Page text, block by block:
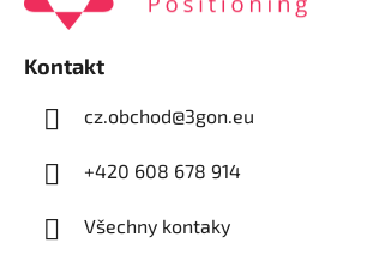
Kontakt
cz.obchod@3gon.eu
+420 608 678 914
Všechny kontaky